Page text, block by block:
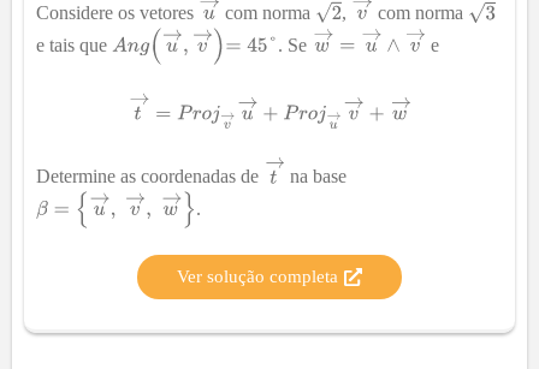
Considere os vetores com norma ,
com norma
e tais que
. Se e
Determine as coordenadas de
na base
.
Ver solução completa